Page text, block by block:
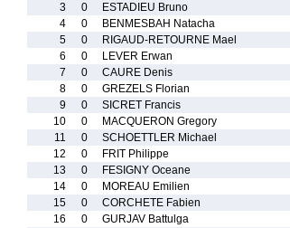
3
0 ESTADIEU Bruno
4
0 BENMESBAH Natacha
5
0 RIGAUD-RETOURNE Mael
6
0 LEVER Erwan
7
0 CAURE Denis
8
0 GREZELS Florian
9
0 SICRET Francis
10
0 MACQUERON Gregory
11
0 SCHOETTLER Michael
12
0 FRIT Philippe
13
0 FESIGNY Oceane
14
0 MOREAU Emilien
15
0 CORCHETE Fabien
16
0 GURJAV Battulga